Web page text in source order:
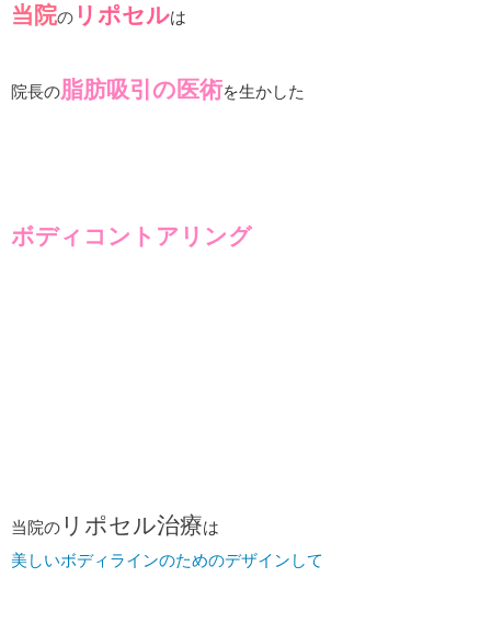
当院の リポセルは
院長の脂肪吸引の医術を生かした
ボディコントアリング
当院の リポセル治療は
美しいボディラインのためのデザインして